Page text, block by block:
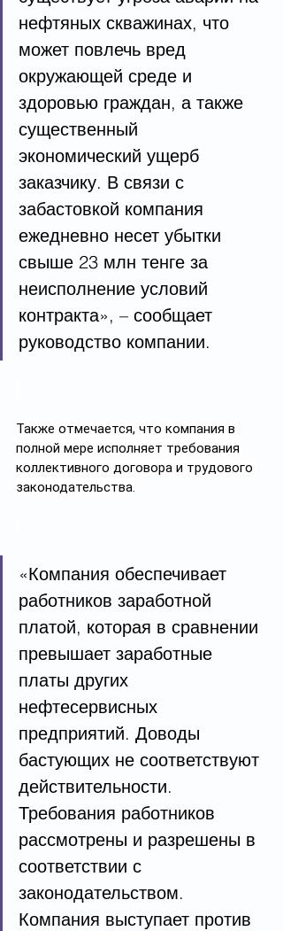
нефтяных скважинах, что
может повлечь вред
окружающей среде и
здоровью граждан, а также
существенный
экономический ущерб
заказчику. В связи с
забастовкой компания
ежедневно несет убытки
свыше 23 млн тенге за
неисполнение условий
контракта», – сообщает
руководство компании.
Также отмечается, что компания в
полной мере исполняет требования
коллективного договора и трудового
законодательства.
«Компания обеспечивает
работников заработной
платой, которая в сравнении
превышает заработные
платы других
нефтесервисных
предприятий. Доводы
бастующих не соответствуют
действительности.
Требования работников
рассмотрены и разрешены в
соответствии с
законодательством.
Компания выступает против